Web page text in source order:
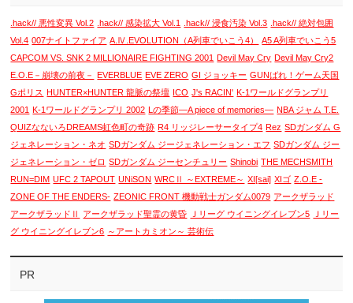
.hack// 悪性変異 Vol.2 .hack// 感染拡大 Vol.1 .hack// 浸食汚染 Vol.3 .hack// 絶対包囲
Vol.4 007ナイトファイア A.Ⅳ.EVOLUTION（A列車でいこう4）
A5 A列車でいこう5
CAPCOM VS. SNK 2 MILLIONAIRE FIGHTING 2001 Devil May Cry Devil May Cry2
E.O.E－崩壊の前夜－
EVERBLUE EVE ZERO GI ジョッキー GUNばれ！ゲーム天国
Gポリス HUNTER×HUNTER 龍脈の祭壇 ICO J's RACIN' K-1ワールドグランプリ
2001 K-1ワールドグランプリ 2002 Lの季節―A piece of memories― NBA ジャム T.E.
QUIZなないろDREAMS虹色町の奇跡 R4 リッジレーサータイプ4 Rez SDガンダム G
ジェネレーション・ネオ SDガンダム ジージェネレーション・エフ SDガンダム ジー
ジェネレーション・ゼロ SDガンダム ジーセンチュリー Shinobi THE MECHSMITH
RUN=DIM UFC 2 TAPOUT UNiSON WRCⅡ ～EXTREME～ XI[sai] XIゴ Z.O.E -
ZONE OF THE ENDERS- ZEONIC FRONT 機動戦士ガンダム0079 アークザラッド
アークザラッドⅡ
アークザラッド聖霊の黄昏 Ｊリーグ ウイニングイレブン5
Ｊリー
グ ウイニングイレブン6 ～アートカミオン～ 芸術伝
PR